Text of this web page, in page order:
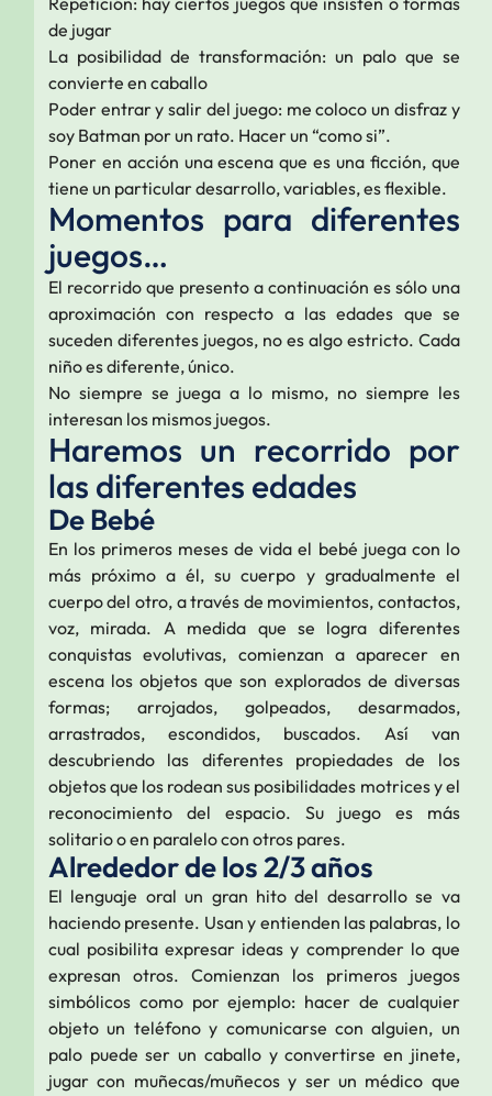
de jugar
La posibilidad de transformación: un palo que se
convierte en caballo
Poder entrar y salir del juego: me coloco un disfraz y
soy Batman por un rato. Hacer un “como si”.
Poner en acción una escena que es una ficción, que
tiene un particular desarrollo, variables, es flexible.
Momentos para diferentes
juegos…
El recorrido que presento a continuación es sólo una
aproximación con respecto a las edades que se
suceden diferentes juegos, no es algo estricto. Cada
niño es diferente, único.
No siempre se juega a lo mismo, no siempre les
interesan los mismos juegos.
Haremos un recorrido por
las diferentes edades
De Bebé
En los primeros meses de vida el bebé juega con lo
más próximo a él, su cuerpo y gradualmente el
cuerpo del otro, a través de movimientos, contactos,
voz, mirada. A medida que se logra diferentes
conquistas evolutivas, comienzan a aparecer en
escena los objetos que son explorados de diversas
formas; arrojados, golpeados, desarmados,
arrastrados, escondidos, buscados. Así van
descubriendo las diferentes propiedades de los
objetos que los rodean sus posibilidades motrices y el
reconocimiento del espacio. Su juego es más
solitario o en paralelo con otros pares.
Alrededor de los 2/3 años
El lenguaje oral un gran hito del desarrollo se va
haciendo presente. Usan y entienden las palabras, lo
cual posibilita expresar ideas y comprender lo que
expresan otros. Comienzan los primeros juegos
simbólicos como por ejemplo: hacer de cualquier
objeto un teléfono y comunicarse con alguien, un
palo puede ser un caballo y convertirse en jinete,
jugar con muñecas/muñecos y ser un médico que